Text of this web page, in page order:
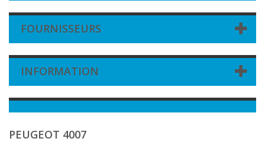
FOURNISSEURS
INFORMATION
PEUGEOT 4007